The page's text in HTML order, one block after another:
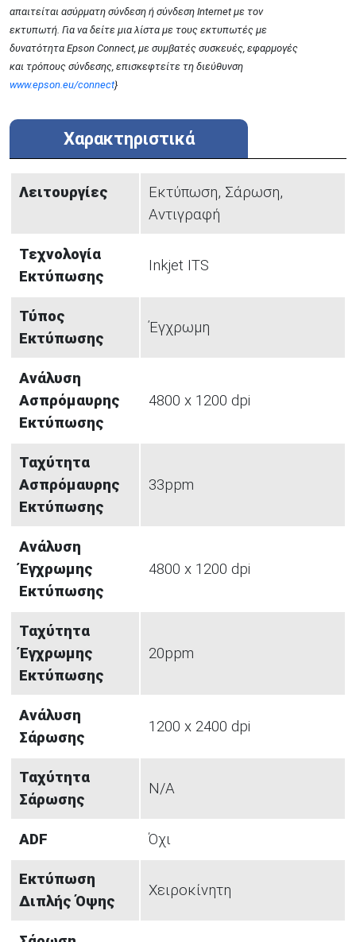
απαιτείται ασύρματη σύνδεση ή σύνδεση Internet με τον
εκτυπωτή. Για να δείτε μια λίστα με τους εκτυπωτές με
δυνατότητα Epson Connect, με συμβατές συσκευές, εφαρμογές
και τρόπους σύνδεσης, επισκεφτείτε τη διεύθυνση
www.epson.eu/connect}
Χαρακτηριστικά
Λειτουργίες
Εκτύπωση, Σάρωση,
Αντιγραφή
Τεχνολογία
Εκτύπωσης
Inkjet ITS
Τύπος
Εκτύπωσης
Έγχρωμη
Ανάλυση
Ασπρόμαυρης
Εκτύπωσης
4800 x 1200 dpi
Ταχύτητα
Ασπρόμαυρης
Εκτύπωσης
33ppm
Ανάλυση
Έγχρωμης
Εκτύπωσης
4800 x 1200 dpi
Ταχύτητα
Έγχρωμης
Εκτύπωσης
20ppm
Ανάλυση
Σάρωσης
1200 x 2400 dpi
Ταχύτητα
Σάρωσης
N/A
ADF Όχι
Εκτύπωση
Διπλής Όψης
Χειροκίνητη